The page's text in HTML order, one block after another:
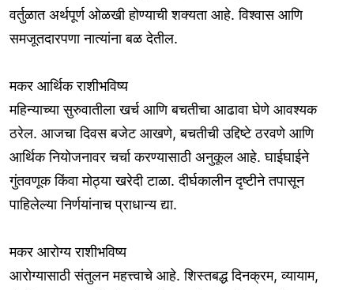
वर्तुळात अर्थपूर्ण ओळखी होण्याची शक्यता आहे. विश्वास आणि
समजूतदारपणा नात्यांना बळ देतील.
मकर आर्थिक राशीभविष्य
महिन्याच्या सुरुवातीला खर्च आणि बचतीचा आढावा घेणे आवश्यक
ठरेल. आजचा दिवस बजेट आखणे, बचतीची उद्दिष्टे ठरवणे आणि
आर्थिक नियोजनावर चर्चा करण्यासाठी अनुकूल आहे. घाईघाईने
गुंतवणूक किंवा मोठ्या खरेदी टाळा. दीर्घकालीन दृष्टीने तपासून
पाहिलेल्या निर्णयांनाच प्राधान्य द्या.
मकर आरोग्य राशीभविष्य
आरोग्यासाठी संतुलन महत्त्वाचे आहे. शिस्तबद्ध दिनक्रम, व्यायाम,